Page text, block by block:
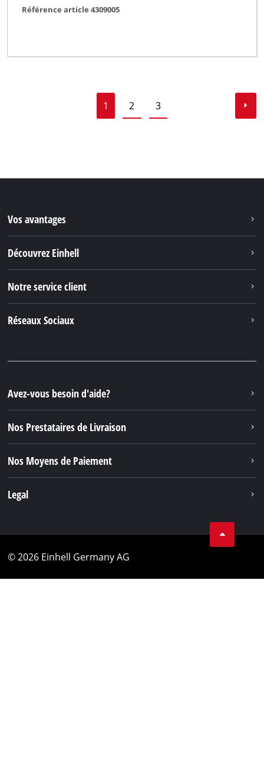
Référence article 4309005
1 2 3
Vos avantages
Découvrez Einhell
Notre service client
Réseaux Sociaux
Avez-vous besoin d'aide?
Nos Prestataires de Livraison
Nos Moyens de Paiement
Legal
© 2026 Einhell Germany AG